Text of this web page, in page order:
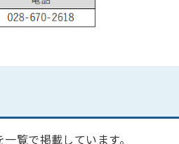
覧で掲載しています。